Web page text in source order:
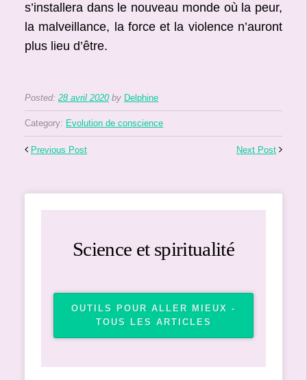
s’installera dans le nouveau monde où la peur,
la malveillance, la force et la violence n’auront
plus lieu d’être.
Posted: 28 avril 2020by Delphine
Category: Evolution de conscience
Previous Post Next Post
Science et spiritualité
OUTILS POUR ALLER MIEUX -
TOUS LES ARTICLES